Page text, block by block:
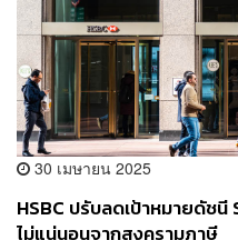
30 เมษายน 2025
HSBC ปรับลดเป้าหมายดัช
ไม่แน่นอนจากสงครามภาษี